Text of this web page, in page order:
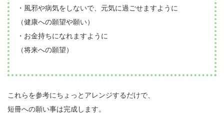
・風邪や病気をしないで、元気に過ごせますように
（健康への願望や願い）
・お金持ちになれますように
（将来への願望）
これらを参考にちょっとアレンジするだけで、
短冊への願い事は完成します。